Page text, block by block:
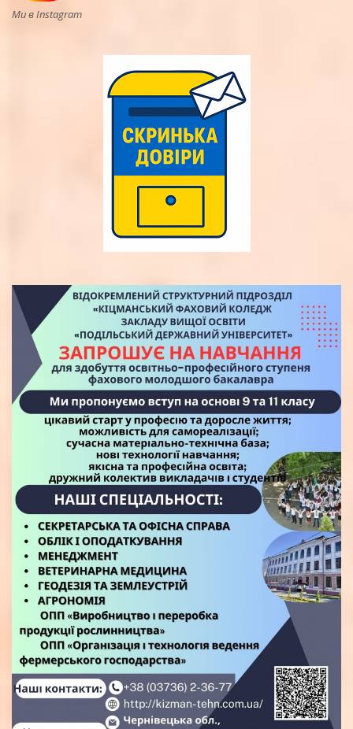
Ми в Instagram